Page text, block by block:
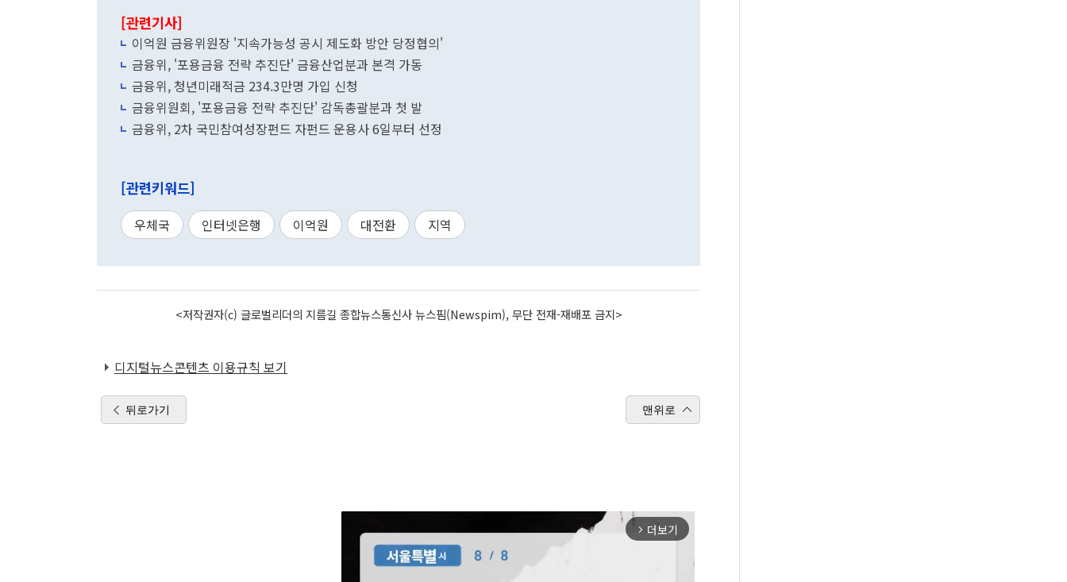
[관련기사]
이억원 금융위원장 '지속가능성 공시 제도화 방안 당정협의'
금융위, '포용금융 전략 추진단' 금융산업분과 본격 가동
금융위, 청년미래적금 234.3만명 가입 신청
금융위원회, '포용금융 전략 추진단' 감독총괄분과 첫 발
금융위, 2차 국민참여성장펀드 자펀드 운용사 6일부터 선정
[관련키워드]
우체국 인터넷은행 이억원 대전환 지역
<저작권자(c) 글로벌리더의 지름길 종합뉴스통신사 뉴스핌(Newspim), 무단 전재-재배포 금지>
디지털뉴스콘텐츠 이용규칙 보기
뒤로가기 맨위로
arrow_forward_ios 더보기